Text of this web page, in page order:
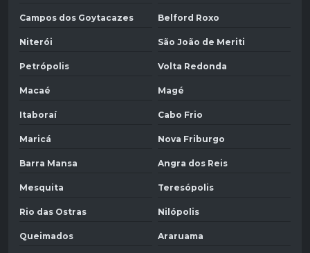
Campos dos Goytacazes Belford Roxo
Niterói São João de Meriti
Petrópolis Volta Redonda
Macaé Magé
Itaboraí Cabo Frio
Maricá Nova Friburgo
Barra Mansa Angra dos Reis
Mesquita Teresópolis
Rio das Ostras Nilópolis
Queimados Araruama